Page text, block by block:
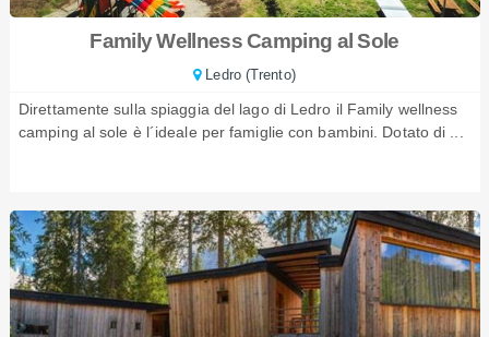
Family Wellness Camping al Sole
Ledro (Trento)
Direttamente sulla spiaggia del lago di Ledro il Family wellness
camping al sole è l´ideale per famiglie con bambini. Dotato di ...